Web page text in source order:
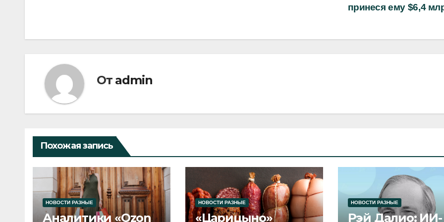
записям
принеся ему $6,4
От admin
Похожая запись
НОВОСТИ РАЗНЫЕ
Аналитики «Ozon
НОВОСТИ РАЗНЫЕ
«Царицыно»
НОВОСТИ РАЗНЫЕ
Рэй Далио: ИИ-